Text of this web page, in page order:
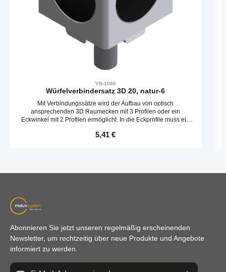
VB-1080
Würfelverbindersatz 3D 20, natur-6
Mit Verbindungssätze wird der Aufbau von optisch
ansprechenden 3D Raumecken mit 3 Profilen oder ein
Eckwinkel mit 2 Profilen ermöglicht. In die Eckprofile muss ein
Regulärer Preis:
5,41 €
Abonnieren Sie jetzt unseren regelmäßig erscheinenden
Newsletter, um rechtzeitig über neue Produkte und Angebote
informiert zu werden.
E-Mail-Adresse*